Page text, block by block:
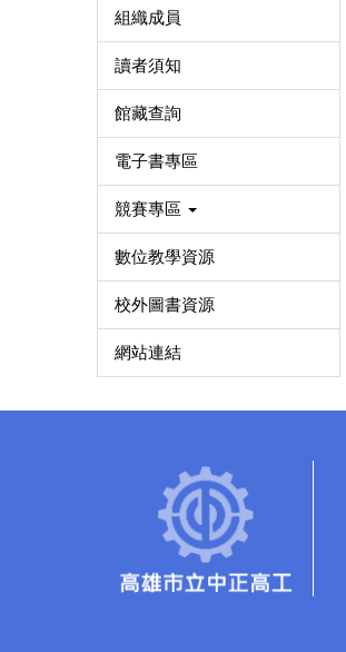
組織成員
讀者須知
館藏查詢
電子書專區
競賽專區
數位教學資源
校外圖書資源
網站連結